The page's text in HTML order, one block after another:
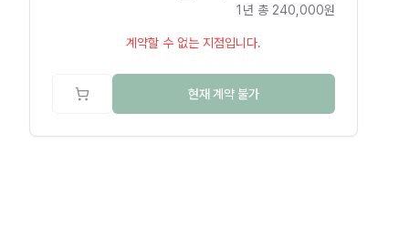
1년 총 240,000원
계약할 수 없는 지점입니다.
현재 계약 불가